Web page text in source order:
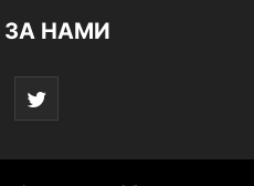
НАМИ